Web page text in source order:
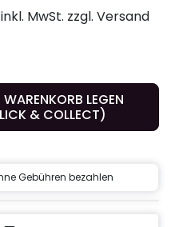
inkl. MwSt. zzgl. Versand
WARENKORB LEGEN
& COLLECT)
Gebühren bezahlen